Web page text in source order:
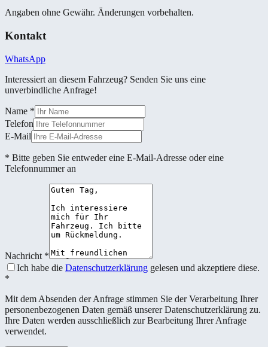
Angaben ohne Gewähr. Änderungen vorbehalten.
Kontakt
WhatsApp
Interessiert an diesem Fahrzeug? Senden Sie uns eine
unverbindliche Anfrage!
Name *
Telefon
E-Mail
* Bitte geben Sie entweder eine E-Mail-Adresse oder eine
Telefonnummer an
Nachricht *
Ich habe die Datenschutzerklärung gelesen und akzeptiere diese.
*
Mit dem Absenden der Anfrage stimmen Sie der Verarbeitung Ihrer
personenbezogenen Daten gemäß unserer Datenschutzerklärung zu.
Ihre Daten werden ausschließlich zur Bearbeitung Ihrer Anfrage
verwendet.